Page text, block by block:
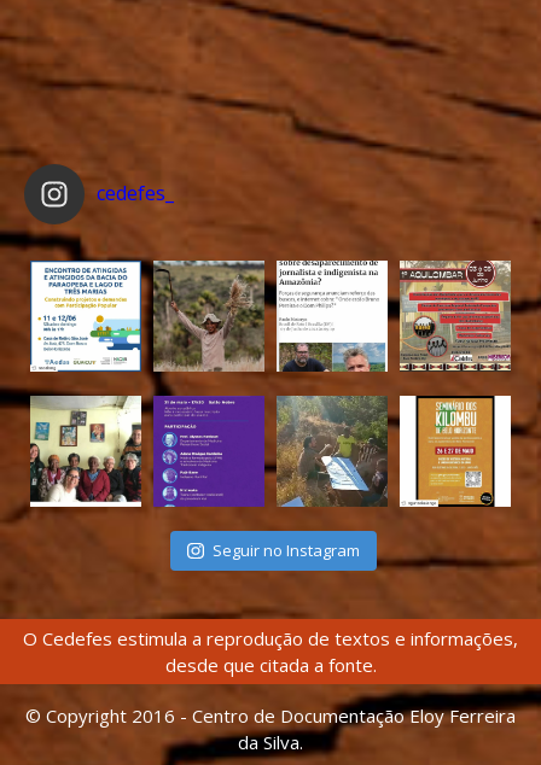
cedefes_
Seguir no Instagram
O Cedefes estimula a reprodução de textos e informações,
desde que citada a fonte.
© Copyright 2016 - Centro de Documentação Eloy Ferreira
da Silva.